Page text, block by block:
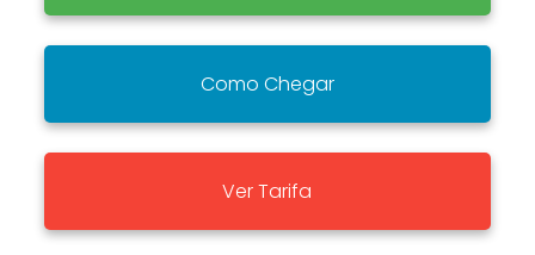
Como Chegar
Ver Tarifa